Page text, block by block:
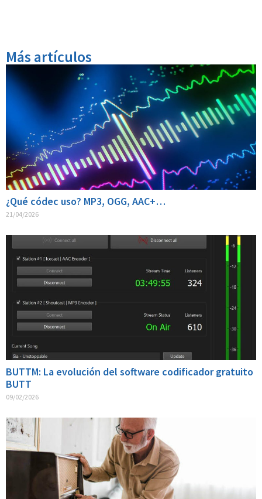
Más artículos
¿Qué códec uso? MP3, OGG, AAC+…
21/04/2026
BUTTM: La evolución del software codificador gratuito
BUTT
09/02/2026